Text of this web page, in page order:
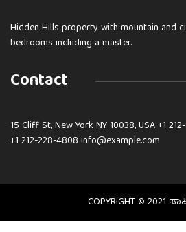
Hidden Hills property with mountain and
bedrooms including a master.
Contact
15 Cliff St, New York NY 10038, USA+1
+1 212-228-4808 info@example.com
COPYRIGHT © 2021